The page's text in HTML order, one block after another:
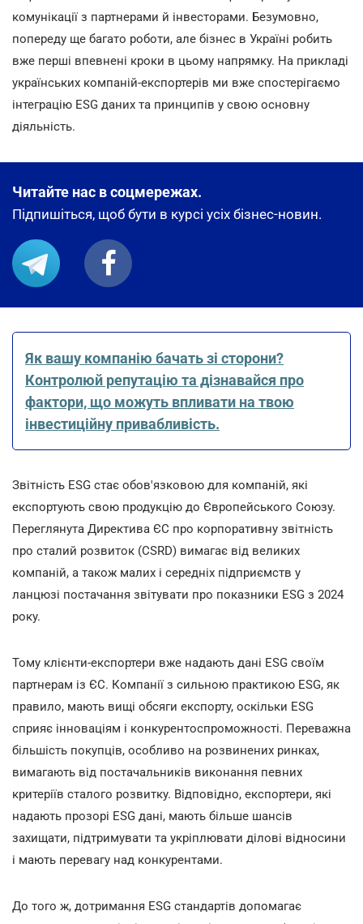
комунікації з партнерами й інвесторами. Безумовно,
попереду ще багато роботи, але бізнес в Україні робить
вже перші впевнені кроки в цьому напрямку. На прикладі
українських компаній-експортерів ми вже спостерігаємо
інтеграцію ESG даних та принципів у свою основну
діяльність.
Читайте нас в соцмережах.
Підпишіться, щоб бути в курсі усіх бізнес-новин.
Як вашу компанію бачать зі сторони?
Контролюй репутацію та дізнавайся про
фактори, що можуть впливати на твою
інвестиційну привабливість.
Звітність ESG стає обов'язковою для компаній, які
експортують свою продукцію до Європейського Союзу.
Переглянута Директива ЄС про корпоративну звітність
про сталий розвиток (CSRD) вимагає від великих
компаній, а також малих і середніх підприємств у
ланцюзі постачання звітувати про показники ESG з 2024
року.
Тому клієнти-експортери вже надають дані ESG своїм
партнерам із ЄС. Компанії з сильною практикою ESG, як
правило, мають вищі обсяги експорту, оскільки ESG
сприяє інноваціям і конкурентоспроможності. Переважна
більшість покупців, особливо на розвинених ринках,
вимагають від постачальників виконання певних
критеріїв сталого розвитку. Відповідно, експортери, які
надають прозорі ESG дані, мають більше шансів
захищати, підтримувати та укріплювати ділові відносини
і мають перевагу над конкурентами.
До того ж, дотримання ESG стандартів допомагає